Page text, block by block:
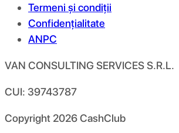
Termeni și condiții
Confidențialitate
ANPC
VAN CONSULTING SERVICES S.R.L.
CUI: 39743787
Copyright 2026CashClub